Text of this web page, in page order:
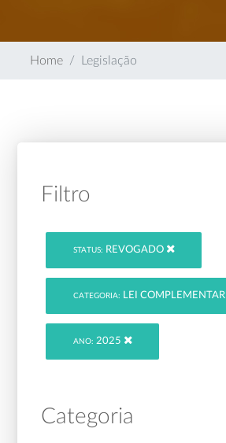
Home Legislação
Filtro
STATUS: REVOGADO
CATEGORIA: LEI COMPLEMENTAR
ANO: 2025
Categoria